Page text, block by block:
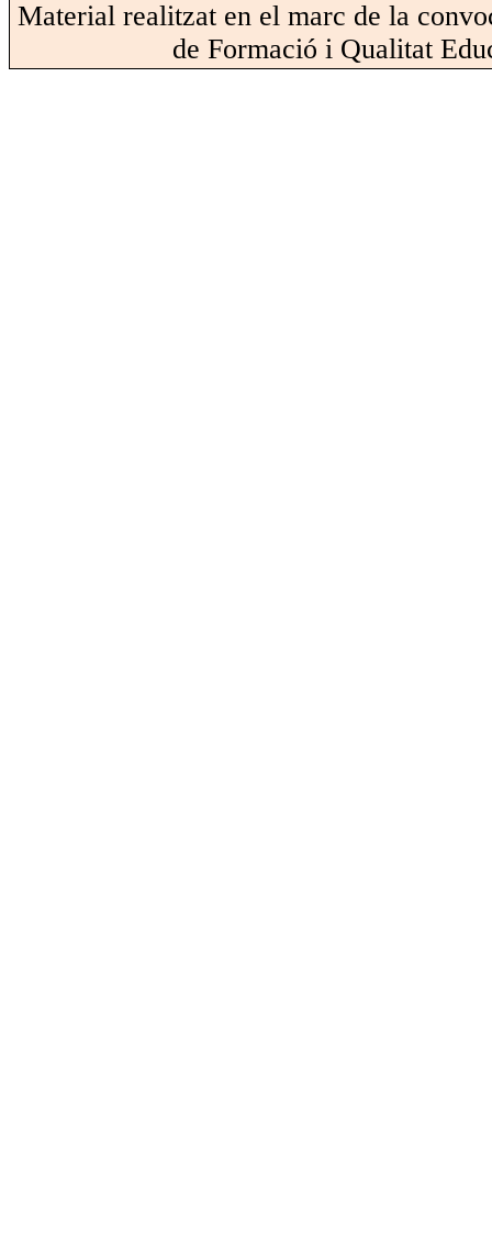
Material realitzat en el marc de la
de Formació i Qualitat